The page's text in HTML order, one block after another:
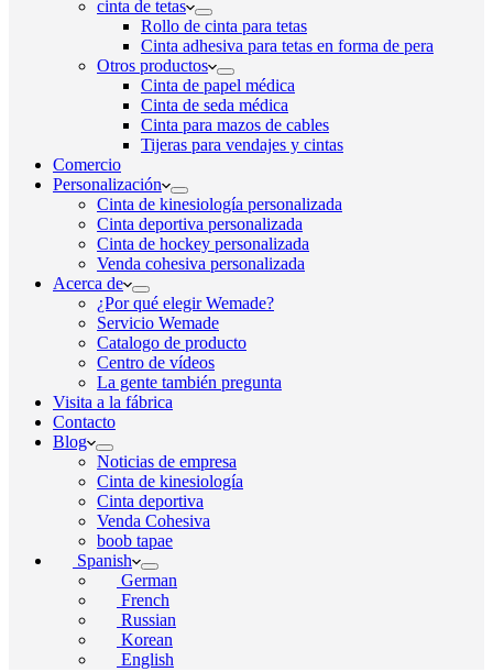
cinta de tetas
Rollo de cinta para tetas
Cinta adhesiva para tetas en forma de pera
Otros productos
Cinta de papel médica
Cinta de seda médica
Cinta para mazos de cables
Tijeras para vendajes y cintas
Comercio
Personalización
Cinta de kinesiología personalizada
Cinta deportiva personalizada
Cinta de hockey personalizada
Venda cohesiva personalizada
Acerca de
¿Por qué elegir Wemade?
Servicio Wemade
Catalogo de producto
Centro de vídeos
La gente también pregunta
Visita a la fábrica
Contacto
Blog
Noticias de empresa
Cinta de kinesiología
Cinta deportiva
Venda Cohesiva
boob tapae
Spanish
German
French
Russian
Korean
English